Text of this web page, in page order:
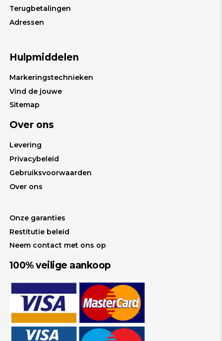
Terugbetalingen
Adressen
Hulpmiddelen
Markeringstechnieken
Vind de jouwe
Sitemap
Over ons
Levering
Privacybeleid
Gebruiksvoorwaarden
Over ons
Onze garanties
Restitutie beleid
Neem contact met ons op
100% veilige aankoop